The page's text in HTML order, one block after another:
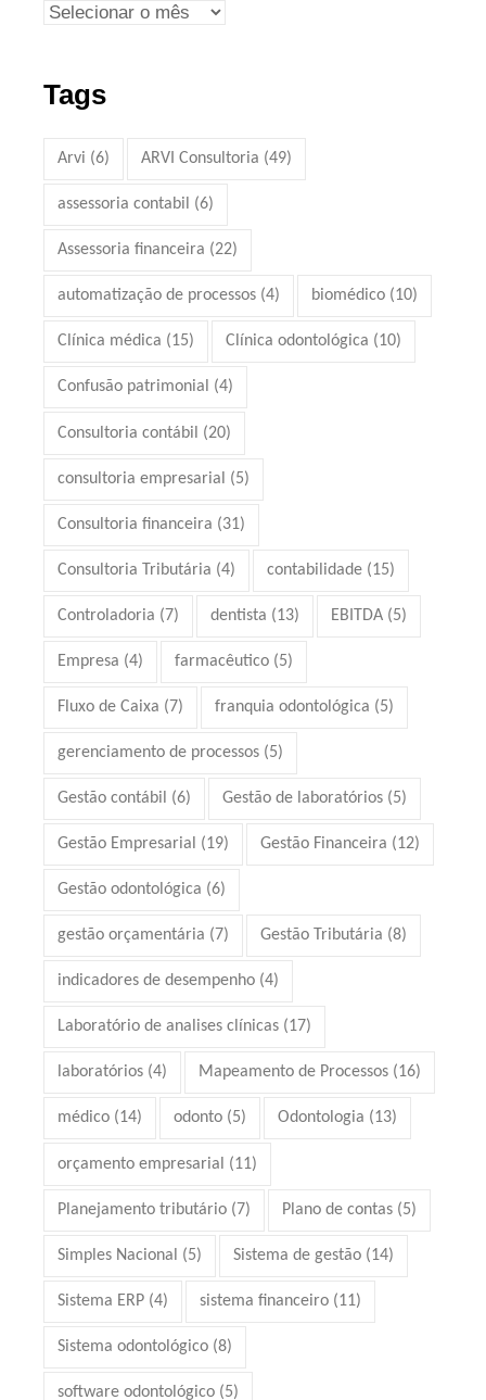
Tags
Arvi (6) ARVI Consultoria (49)
assessoria contabil (6)
Assessoria financeira (22)
automatização de processos (4) biomédico (10)
Clínica médica (15) Clínica odontológica (10)
Confusão patrimonial (4)
Consultoria contábil (20)
consultoria empresarial (5)
Consultoria financeira (31)
Consultoria Tributária (4) contabilidade (15)
Controladoria (7) dentista (13) EBITDA (5)
Empresa (4) farmacêutico (5)
Fluxo de Caixa (7) franquia odontológica (5)
gerenciamento de processos (5)
Gestão contábil (6) Gestão de laboratórios (5)
Gestão Empresarial (19) Gestão Financeira (12)
Gestão odontológica (6)
gestão orçamentária (7) Gestão Tributária (8)
indicadores de desempenho (4)
Laboratório de analises clínicas (17)
laboratórios (4) Mapeamento de Processos (16)
médico (14) odonto (5) Odontologia (13)
orçamento empresarial (11)
Planejamento tributário (7) Plano de contas (5)
Simples Nacional (5) Sistema de gestão (14)
Sistema ERP (4) sistema financeiro (11)
Sistema odontológico (8)
software odontológico (5)